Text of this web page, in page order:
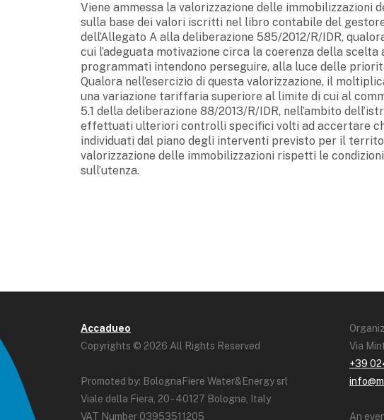
Viene ammessa la valorizzazione delle immobilizzazioni
sulla base dei valori iscritti nel libro contabile del
dell’Allegato A alla deliberazione 585/2012/R/IDR,
cui l’adeguata motivazione circa la coerenza della
programmati intendono perseguire, alla luce delle
Qualora nell’esercizio di questa valorizzazione, il
una variazione tariffaria superiore al limite di cui al
5.1 della deliberazione 88/2013/R/IDR, nell’ambito
effettuati ulteriori controlli specifici volti ad accertare
individuati dal piano degli interventi previsto per il
valorizzazione delle immobilizzazioni rispetti le
sull’utenza.
Accadueo
Copyrights © 2026 All Rights Reserved
Promoted by: BolognaFiere Water&Energy srl
Viale della Fiera, 20 - 40127 Bologna, Italy
VAT Number 03953511205
Via
+39
An